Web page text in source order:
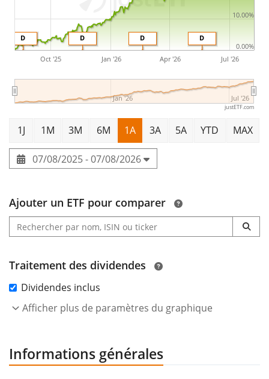
D
D
D
D
Oct '25 Jan '26 Apr '26 Jul '26
Jan '26 Jul '26
0.00%
10.00%
justETF.com
1J 1M 3M 6M 1A 3A 5A YTD MAX
07/08/2025 - 07/08/2026
Ajouter un ETF pour comparer
Traitement des dividendes
Dividendes inclus
Afficher plus de paramètres du graphique
Informations générales